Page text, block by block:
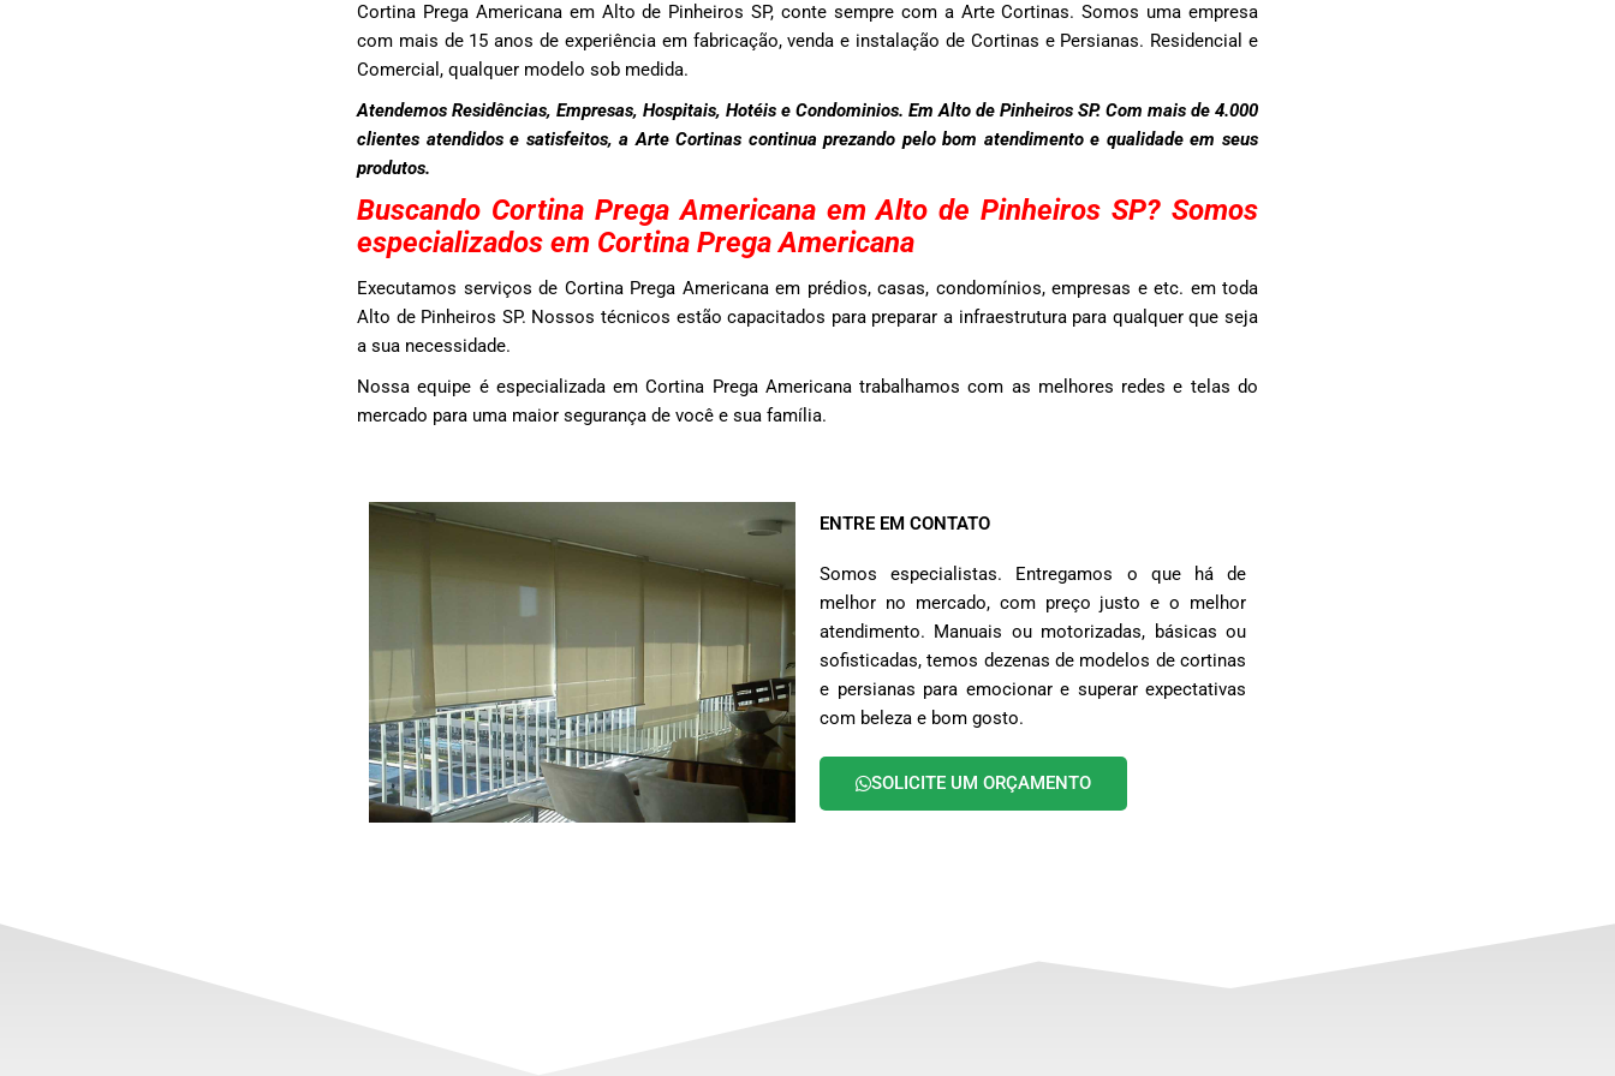
Cortina Prega Americana em Alto de Pinheiros SP, conte sempre com a Arte Cortinas. Somos uma empresa
com mais de 15 anos de experiência em fabricação, venda e instalação de Cortinas e Persianas. Residencial e
Comercial, qualquer modelo sob medida.
Atendemos Residências, Empresas, Hospitais, Hotéis e Condominios. Em Alto de Pinheiros SP. Com mais de 4.000
clientes atendidos e satisfeitos, a Arte Cortinas continua prezando pelo bom atendimento e qualidade em seus
produtos.
Buscando Cortina Prega Americana em Alto de Pinheiros SP? Somos
especializados em Cortina Prega Americana
Executamos serviços de Cortina Prega Americana em prédios, casas, condomínios, empresas e etc. em toda
Alto de Pinheiros SP. Nossos técnicos estão capacitados para preparar a infraestrutura para qualquer que seja
a sua necessidade.
Nossa equipe é especializada em Cortina Prega Americana trabalhamos com as melhores redes e telas do
mercado para uma maior segurança de você e sua família.
ENTRE EM CONTATO
Somos especialistas. Entregamos o que há de
melhor no mercado, com preço justo e o melhor
atendimento. Manuais ou motorizadas, básicas ou
sofisticadas, temos dezenas de modelos de cortinas
e persianas para emocionar e superar expectativas
com beleza e bom gosto.
SOLICITE UM ORÇAMENTO